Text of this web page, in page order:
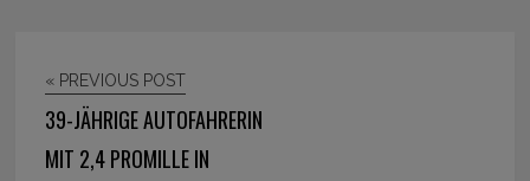
« PREVIOUS POST
39-JÄHRIGE AUTOFAHRERIN
MIT 2,4 PROMILLE IN